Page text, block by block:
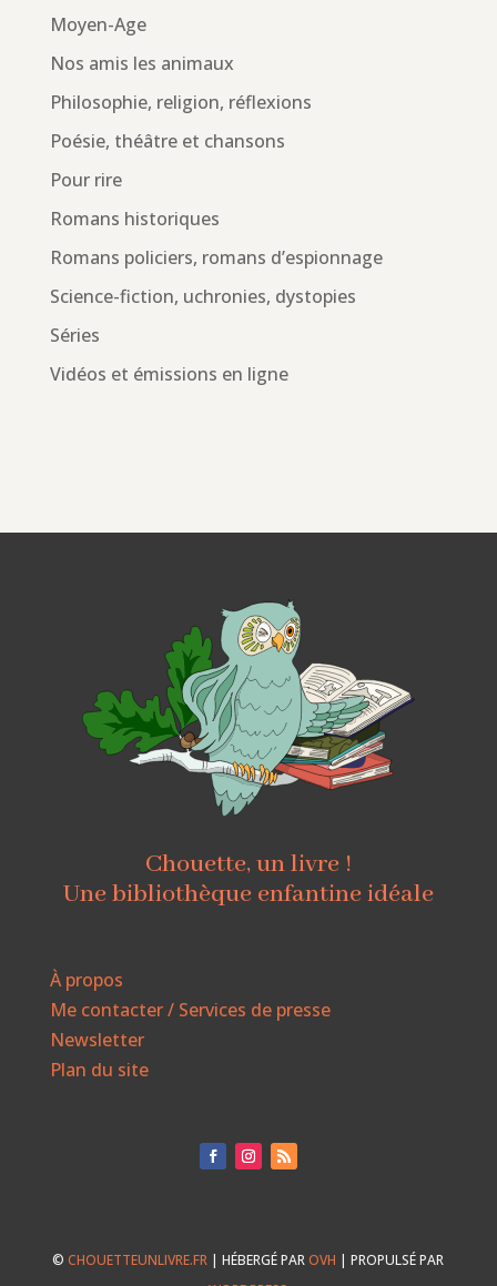
Moyen-Age
Nos amis les animaux
Philosophie, religion, réflexions
Poésie, théâtre et chansons
Pour rire
Romans historiques
Romans policiers, romans d’espionnage
Science-fiction, uchronies, dystopies
Séries
Vidéos et émissions en ligne
Chouette, un livre !
Une bibliothèque enfantine idéale
À propos
Me contacter / Services de presse
Newsletter
Plan du site
©CHOUETTEUNLIVRE.FR | HÉBERGÉ PAROVH | PROPULSÉ PAR